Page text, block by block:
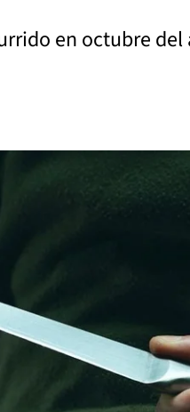
en octubre del